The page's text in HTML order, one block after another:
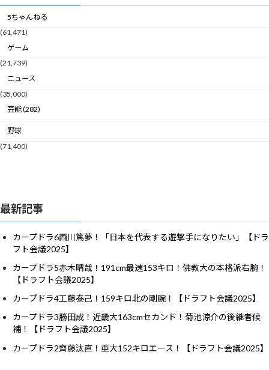
5ちゃんねる
(61,471)
ゲーム
(21,739)
ニュース
(35,000)
芸能 (282)
野球
(71,400)
最新記事
カープドラ6西川篤夢！「日本を代表する遊撃手になりたい」【ドラ
フト会議2025】
カープドラ5赤木晴哉！191cm最速153キロ！佛教大の本格派右腕！
【ドラフト会議2025】
カープドラ4工藤泰己！159キロ北の剛腕！【ドラフト会議2025】
カープドラ3勝田成！近畿大163cmセカンド！菊池涼介の後継者候
補！【ドラフト会議2025】
カープドラ2齊藤汰直！亜大152キロエース！【ドラフト会議2025】